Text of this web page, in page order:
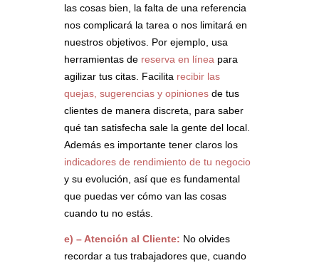
las cosas bien, la falta de una referencia
nos complicará la tarea o nos limitará en
nuestros objetivos. Por ejemplo, usa
herramientas de reserva en línea para
agilizar tus citas. Facilita recibir las
quejas, sugerencias y opiniones de tus
clientes de manera discreta, para saber
qué tan satisfecha sale la gente del local.
Además es importante tener claros los
indicadores de rendimiento de tu negocio
y su evolución, así que es fundamental
que puedas ver cómo van las cosas
cuando tu no estás.
e) – Atención al Cliente: No olvides
recordar a tus trabajadores que, cuando